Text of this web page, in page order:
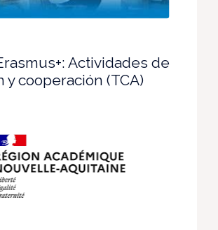
Actividades de
y cooperación (TCA)